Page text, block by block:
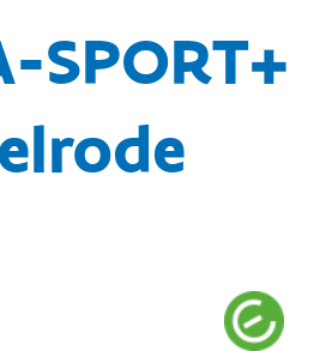
SPORT+